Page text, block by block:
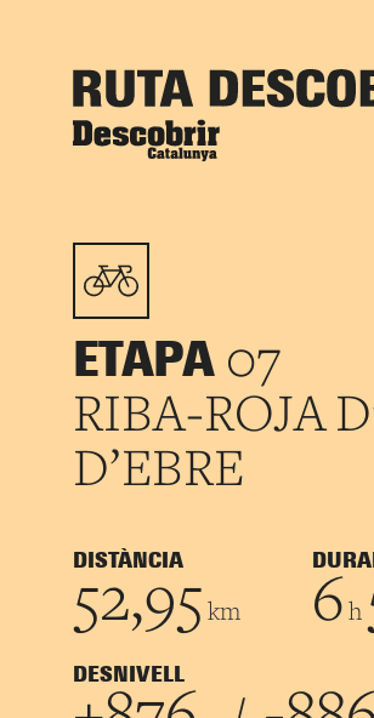
ETAPA 07
RIBA-ROJA
D’EBRE
DISTÀNCIA
52,95 km 6 h
DESNIVELL